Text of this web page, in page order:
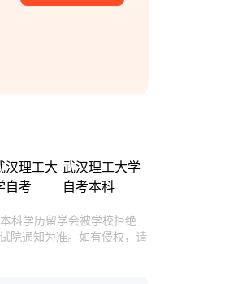
汉理工大
自考
武汉理工大学
自考本科
科学历留学会被学校拒绝
院通知为准。如有侵权，请